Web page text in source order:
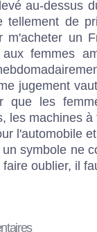
au-dessus
tellement de
m'acheter un
femmes
jugement
que les
les machines
l'automobile
un symbole ne
faire oublier, il